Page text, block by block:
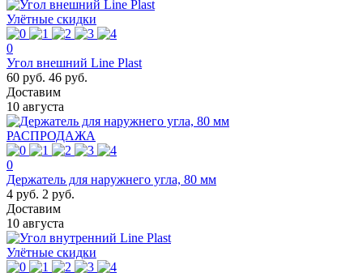
Улётные скидки
0
Угол внешний Line Plast
60 руб. 46 руб.
Доставим
10 августа
РАСПРОДАЖА
0
Держатель для наружнего угла, 80 мм
4 руб. 2 руб.
Доставим
10 августа
Улётные скидки